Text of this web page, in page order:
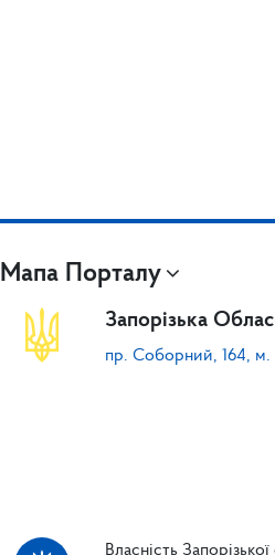
Мапа Порталу
Запорізька
пр. Соборний, 164, м.
Власність